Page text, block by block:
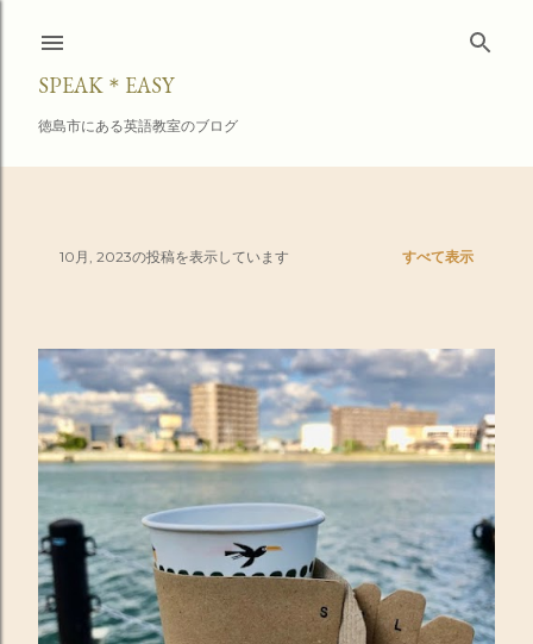
スキップしてメイン コンテンツに移動
SPEAK＊EASY
徳島市にある英語教室のブログ
10月, 2023の投稿を表示しています すべて表示